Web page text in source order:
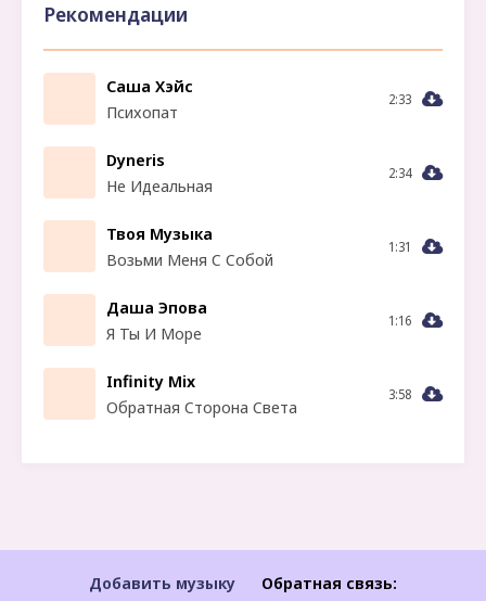
Рекомендации
Саша Хэйс
Психопат
2:33
Dyneris
Не Идеальная
2:34
Твоя Музыка
Возьми Меня С Собой
1:31
Даша Эпова
Я Ты И Море
1:16
Infinity Mix
Обратная Сторона Света
3:58
Добавить музыку Обратная связь: